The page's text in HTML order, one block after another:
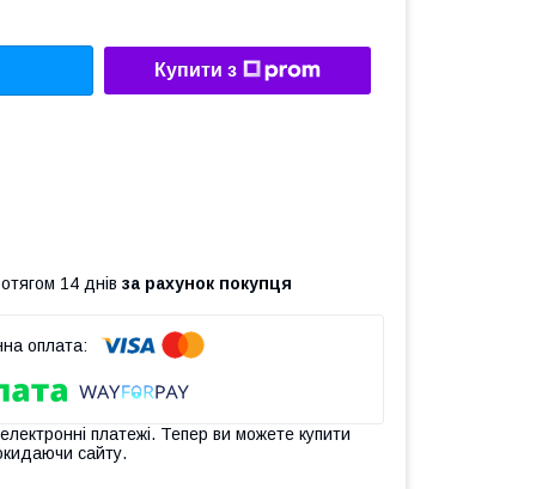
Купити з
14 днів за рахунок покупця
платежі. Тепер ви можете купити
сайту.